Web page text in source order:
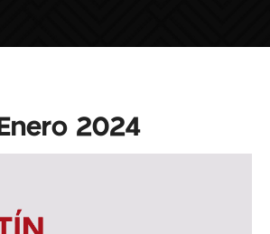
Enero 2024